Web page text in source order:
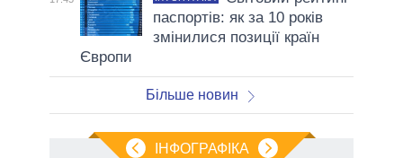
паспортів: як за 10 років
змінилися позиції країн
Європи
Більше новин
ІНФОГРАФІКА